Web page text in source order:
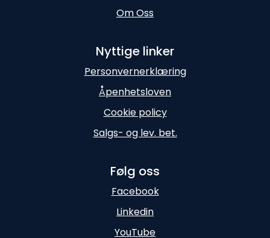
Om Oss
Nyttige linker
Personvernerklæring
Åpenhetsloven
Cookie policy
Salgs- og lev. bet.
Følg oss
Facebook
Linkedin
YouTube